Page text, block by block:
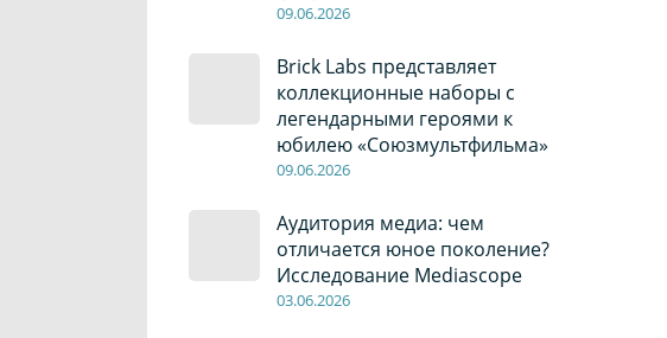
09.06.2026
Brick Labs представляет
коллекционные наборы с
легендарными героями к
юбилею «Союзмультфильма»
09.06.2026
Аудитория медиа: чем
отличается юное поколение?
Исследование Mediascope
03.06.2026